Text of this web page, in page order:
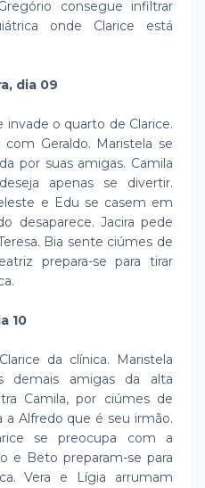
consegue infiltrar
onde Clarice está
dia 09
o quarto de Clarice.
Geraldo. Maristela se
por suas amigas. Camila
apenas se divertir.
e Edu se casem em
desaparece. Jacira pede
Bia sente ciúmes de
prepara-se para tirar
10
da clínica. Maristela
demais amigas da alta
Camila, por ciúmes de
a Alfredo que é seu irmão.
se preocupa com a
e Beto preparam-se para
Vera e Lígia arrumam